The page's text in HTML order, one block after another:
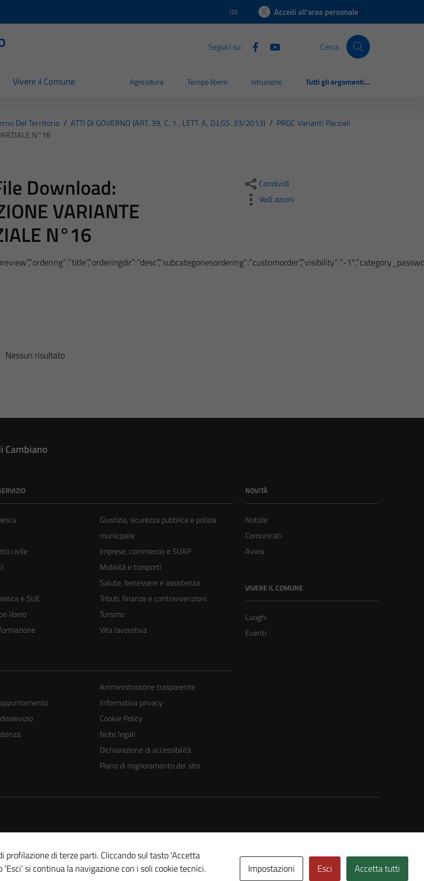
Lingua attiva:
ITA Accedi all'area personale
Seguici su: Cerca
Vivere il Comune Agricoltura Tempo libero Istruzione Tutti gli argomenti...
Del Territorio / ATTI DI GOVERNO (ART. 39, C. 1 , LETT. A, D.LGS. 33/2013) / PRGC Varianti Parziali
N°16
Download:
VARIANTE
N°16
Condividi
Vedi azioni
Nessun risultato
Cambiano
civile
e SUE
libero
Giustizia, sicurezza pubblica e polizia
municipale
Imprese, commercio e SUAP
Mobilità e trasporti
Salute, benessere e assistenza
Tributi, finanze e contravvenzioni
Turismo
Vita lavorativa
NOVITÀ
Notizie
Comunicati
Avvisi
VIVERE IL COMUNE
Luoghi
Eventi
Amministrazione trasparente
Informativa privacy
Cookie Policy
Note legali
Dichiarazione di accessibilità
Piano di miglioramento del sito
profilazione di terze parti. Cliccando sul tasto 'Accetta
si continua la navigazione con i soli cookie tecnici.
Impostazioni Esci Accetta tutti